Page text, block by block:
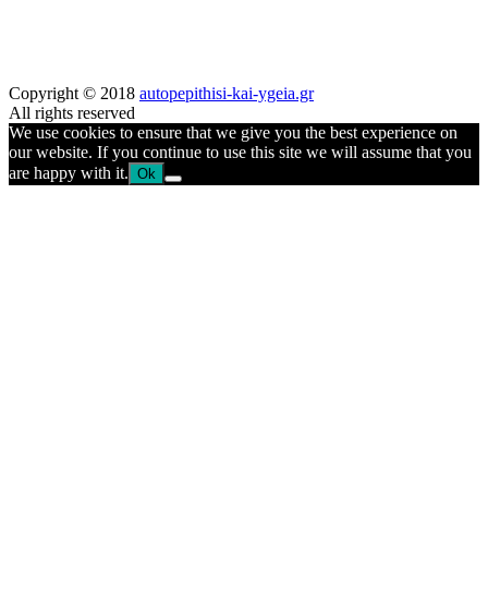
Copyright © 2018 autopepithisi-kai-ygeia.gr
All rights reserved
We use cookies to ensure that we give you the best experience on
our website. If you continue to use this site we will assume that you
are happy with it. Ok